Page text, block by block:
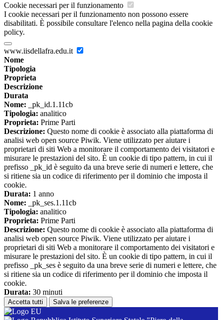
Cookie necessari per il funzionamento
I cookie necessari per il funzionamento non possono essere
disabilitati. È possibile consultare l'elenco nella pagina della cookie
policy.
www.iisdellafra.edu.it
Nome
Tipologia
Proprieta
Descrizione
Durata
Nome: _pk_id.1.11cb
Tipologia: analitico
Proprieta: Prime Parti
Descrizione: Questo nome di cookie è associato alla piattaforma di
analisi web open source Piwik. Viene utilizzato per aiutare i
proprietari di siti Web a monitorare il comportamento dei visitatori e
misurare le prestazioni del sito. È un cookie di tipo pattern, in cui il
prefisso _pk_id è seguito da una breve serie di numeri e lettere, che
si ritiene sia un codice di riferimento per il dominio che imposta il
cookie.
Durata: 1 anno
Nome: _pk_ses.1.11cb
Tipologia: analitico
Proprieta: Prime Parti
Descrizione: Questo nome di cookie è associato alla piattaforma di
analisi web open source Piwik. Viene utilizzato per aiutare i
proprietari di siti Web a monitorare il comportamento dei visitatori e
misurare le prestazioni del sito. È un cookie di tipo pattern, in cui il
prefisso _pk_ses è seguito da una breve serie di numeri e lettere, che
si ritiene sia un codice di riferimento per il dominio che imposta il
cookie.
Durata: 30 minuti
Accetta tutti Salva le preferenze